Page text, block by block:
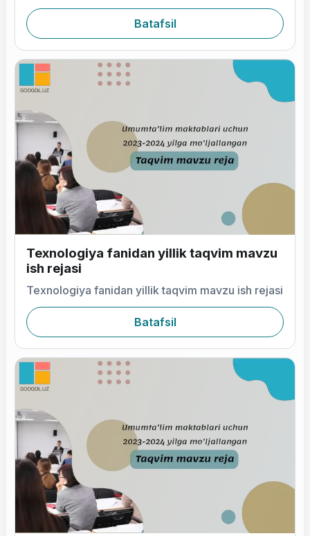
Batafsil
Texnologiya fanidan yillik taqvim mavzu
ish rejasi
Texnologiya fanidan yillik taqvim mavzu ish rejasi
Batafsil